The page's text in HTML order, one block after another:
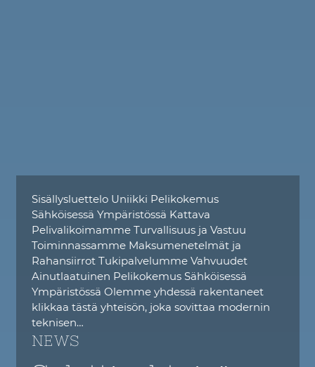
Sisällysluettelo Uniikki Pelikokemus
Sähköisessä Ympäristössä Kattava
Pelivalikoimamme Turvallisuus ja Vastuu
Toiminnassamme Maksumenetelmät ja
Rahansiirrot Tukipalvelumme Vahvuudet
Ainutlaatuinen Pelikokemus Sähköisessä
Ympäristössä Olemme yhdessä rakentaneet
klikkaa tästä yhteisön, joka sovittaa modernin
teknisen…
NEWS